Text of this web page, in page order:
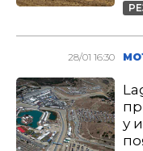
28/01 16:30
у